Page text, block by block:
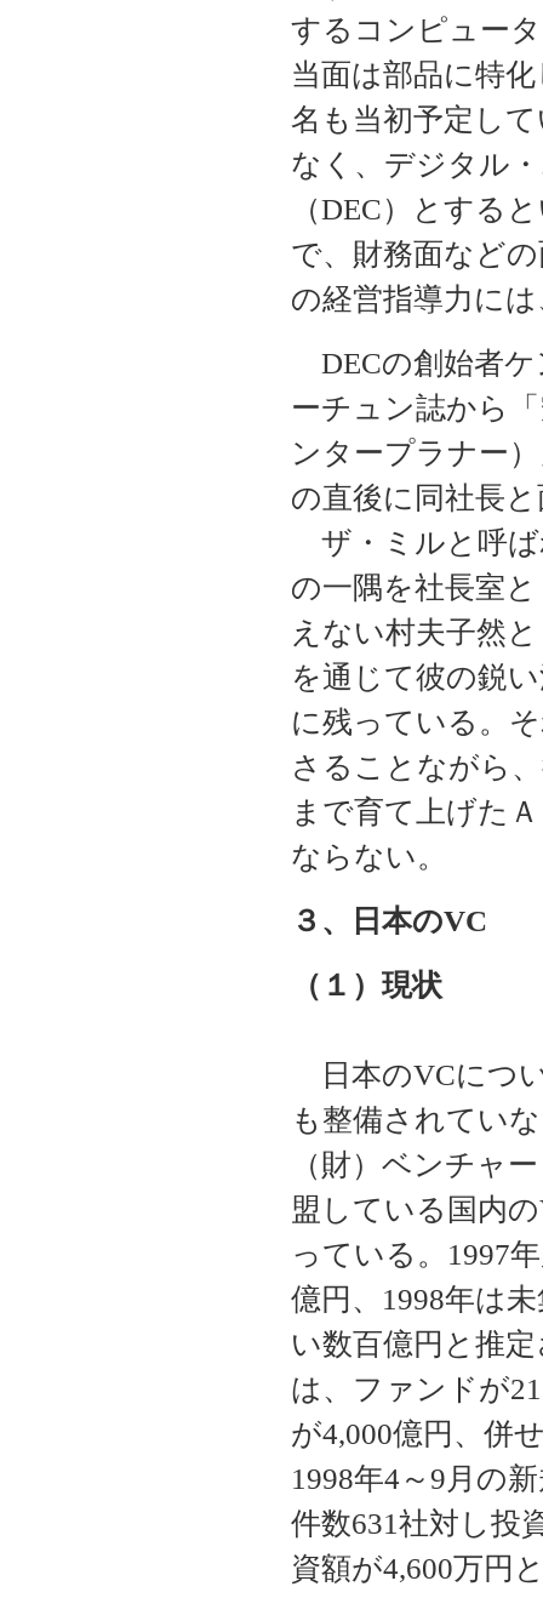
するコンピュー
当面は部品に特
名も当初予定し
なく、デジタル
（DEC）とする
で、財務面など
の経営指導力に
DECの創始者ケ
ーチュン誌から
ンタープラナー
の直後に同社長
ザ・ミルと呼ば
の一隅を社長室
えない村夫子然
を通じて彼の鋭
に残っている。
さることながら
まで育て上げた
ならない。
３、日本のVC
（１）現状
日本のVCにつ
も整備されてい
（財）ベンチャ
盟している国内
っている。1997
億円、1998年は
い数百億円と推
は、ファンドが
が4,000億円、併
1998年4～9月の
件数631社対し投
資額が4,600万円